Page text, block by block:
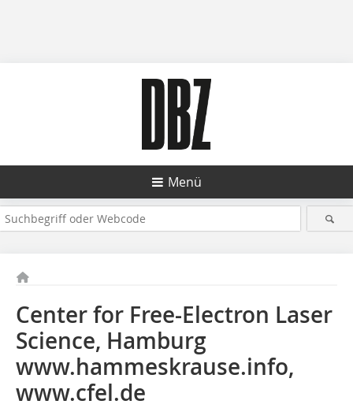
Menü
Center for Free-Electron Laser
Science, Hamburg
www.hammeskrause.info,
www.cfel.de